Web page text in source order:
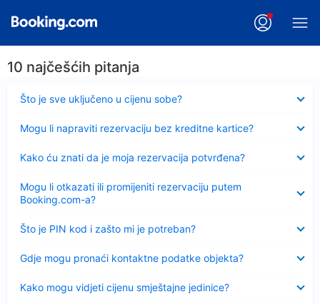
10 najčešćih pitanja
Što je sve uključeno u cijenu sobe?
Sažeto
Mogu li napraviti rezervaciju bez kreditne kartice?
Kako ću znati da je moja rezervacija potvrđena?
Mogu li otkazati ili promijeniti rezervaciju putem
Booking.com-a?
Što je PIN kod i zašto mi je potreban?
Sažeto
Gdje mogu pronaći kontaktne podatke objekta?
Kako mogu vidjeti cijenu smještajne jedinice?